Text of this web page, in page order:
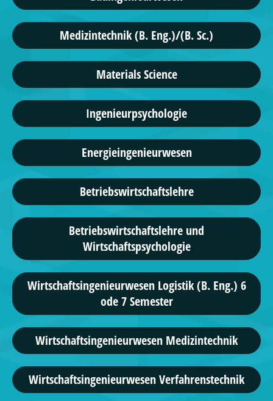
Medizintechnik (B. Eng.)/(B. Sc.)
Materials Science
Ingenieurpsychologie
Energieingenieurwesen
Betriebswirtschaftslehre
Betriebswirtschaftslehre und
Wirtschaftspsychologie
Wirtschaftsingenieurwesen Logistik (B. Eng.) 6
ode 7 Semester
Wirtschafts­ingenieur­wesen Medizintechnik
Wirtschafts­ingenieur­wesen Verfahrenstechnik